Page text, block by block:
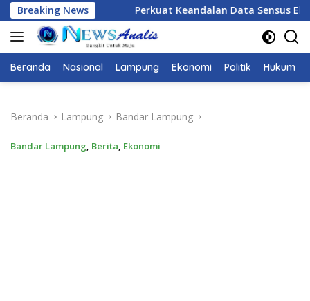
Langsung
ke
konten
Breaking News
Perkuat Keandalan Data Sensus Ekonomi 2026, BPS
Beranda Nasional Lampung Ekonomi Politik Hukum
Beranda Lampung Bandar Lampung
Bandar Lampung, Berita, Ekonomi